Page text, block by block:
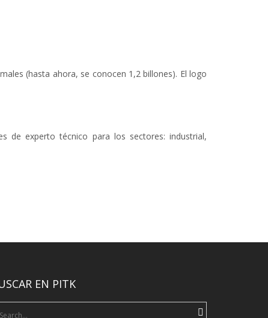
(hasta ahora, se conocen 1,2 billones). El logo
de experto técnico para los sectores: industrial,
EN PITK